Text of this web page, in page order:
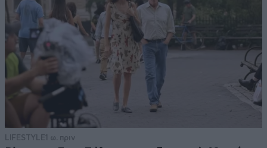
LIFESTYLE1 ω. πριν